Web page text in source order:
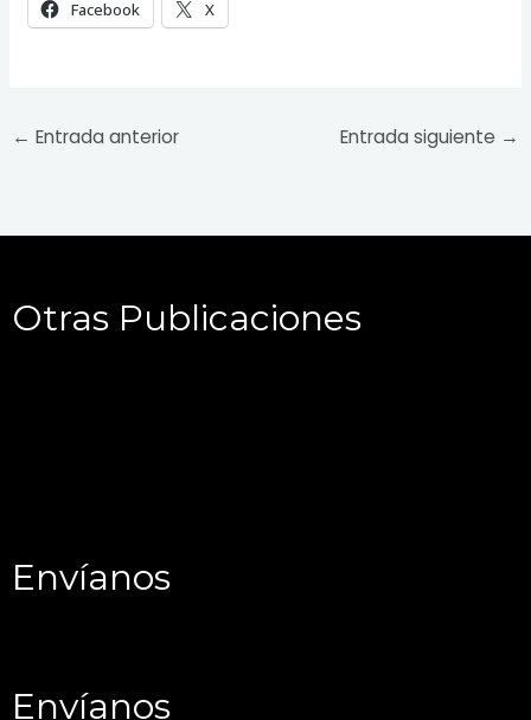
Facebook X
← Entrada anterior Entrada siguiente →
Otras Publicaciones
Envíanos
Envíanos